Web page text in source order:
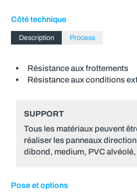
Côté technique
Description Process
Résistance aux frottements
Résistance aux conditions
SUPPORT
Tous les matériaux peuvent
réaliser les panneaux
dibond, medium, PVC alvéolé,
Pose et options